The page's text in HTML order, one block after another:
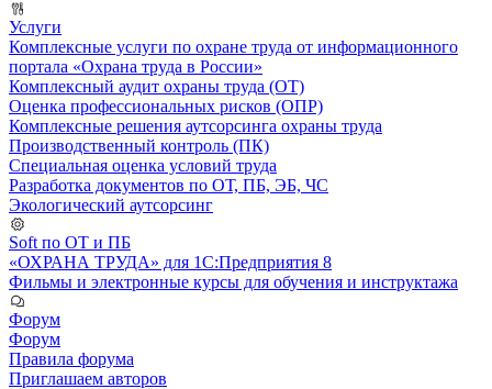
Услуги
Комплексные услуги по охране труда от информационного
портала «Охрана труда в России»
Комплексный аудит охраны труда (ОТ)
Оценка профессиональных рисков (ОПР)
Комплексные решения аутсорсинга охраны труда
Производственный контроль (ПК)
Специальная оценка условий труда
Разработка документов по ОТ, ПБ, ЭБ, ЧС
Экологический аутсорсинг
Soft по ОТ и ПБ
«ОХРАНА ТРУДА» для 1С:Предприятия 8
Фильмы и электронные курсы для обучения и инструктажа
Форум
Форум
Правила форума
Приглашаем авторов